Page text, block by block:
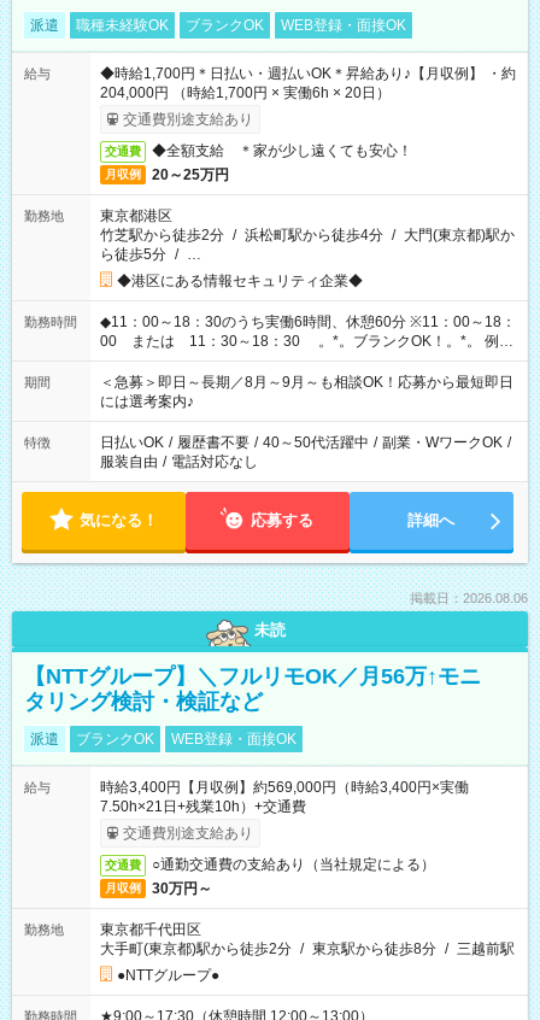
派遣 職種未経験OK ブランクOK WEB登録・面接OK
給与
◆時給1,700円＊日払い・週払いOK＊昇給あり♪【月収例】 ・約
204,000円 （時給1,700円 × 実働6h × 20日）
交通費別途支給あり
交通費 ◆全額支給 ＊家が少し遠くても安心！
月収例 20～25万円
勤務地
東京都港区
竹芝駅から徒歩2分 / 浜松町駅から徒歩4分 / 大門(東京都)駅か
ら徒歩5分 / …
◆港区にある情報セキュリティ企業◆
勤務時間
◆11：00～18：30のうち実働6時間、休憩60分 ※11：00～18：
00 または 11：30～18：30 。*。ブランクOK！。*。 例え
ば前職が、 在宅/財団法人/事務/コールセンター/受付/販売/カフェ
スタッフ スイーツ販売/ホテルフロント/化粧品販売/など 様々な
業界から入社して活躍されています♪
期間
＜急募＞即日～長期／8月～9月～も相談OK！応募から最短即日
には選考案内♪
特徴 日払いOK / 履歴書不要 / 40～50代活躍中 / 副業・WワークOK /
服装自由 / 電話対応なし
気になる！ 応募する 詳細へ
掲載日：2026.08.06
未読
【NTTグループ】＼フルリモOK／月56万↑モニ
タリング検討・検証など
派遣 ブランクOK WEB登録・面接OK
給与
時給3,400円【月収例】約569,000円（時給3,400円×実働
7.50h×21日+残業10h）+交通費
交通費別途支給あり
交通費 ○通勤交通費の支給あり（当社規定による）
月収例 30万円～
勤務地
東京都千代田区
大手町(東京都)駅から徒歩2分 / 東京駅から徒歩8分 / 三越前駅
●NTTグループ●
勤務時間 ★9:00～17:30（休憩時間 12:00～13:00）